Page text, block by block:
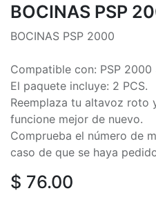
BOCINAS PSP
BOCINAS PSP 2000
Compatible con: PSP 2000
El paquete incluye: 2 PCS.
Reemplaza tu altavoz roto
funcione mejor de nuevo.
Comprueba el número de
caso de que se haya
$ 76.00